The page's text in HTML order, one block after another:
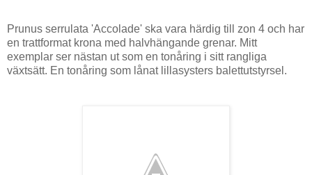
Prunus serrulata 'Accolade' ska vara härdig till zon 4 och har
en trattformat krona med halvhängande grenar. Mitt
exemplar ser nästan ut som en tonåring i sitt rangliga
växtsätt. En tonåring som lånat lillasysters balettutstyrsel.